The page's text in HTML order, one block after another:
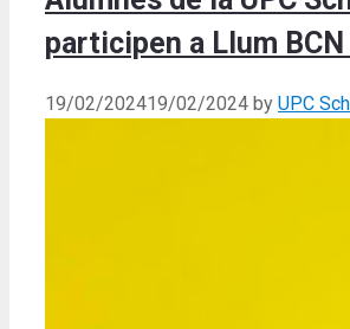
participen a Llum
19/02/202419/02/2024 by UPC